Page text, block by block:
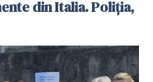
din Italia. Poliția,